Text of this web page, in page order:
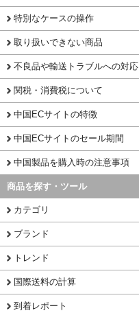
特別なケースの操作
取り扱いできない商品
不良品や輸送トラブルへの対応
関税・消費税について
中国ECサイトの特徴
中国ECサイトのセール期間
中国製品を購入時の注意事項
商品を探す・ツール
カテゴリ
ブランド
トレンド
国際送料の計算
到着レポート